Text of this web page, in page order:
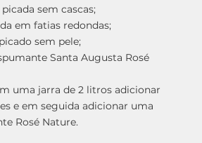
sem cascas;
em fatias redondas;
sem pele;
Santa Augusta Rosé
uma jarra de 2 litros adicionar
e em seguida adicionar uma
Rosé Nature.